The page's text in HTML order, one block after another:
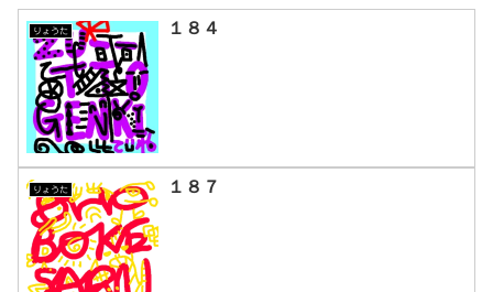
りょうた １８４
りょうた １８７